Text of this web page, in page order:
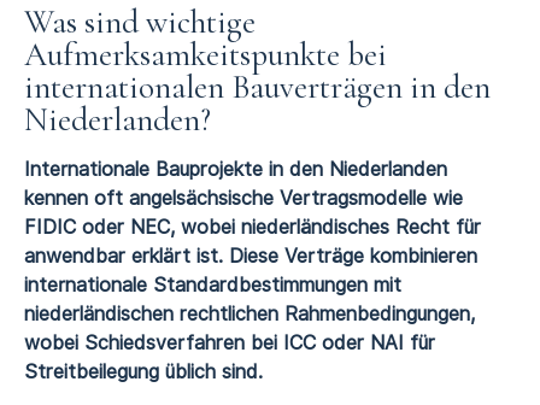
Was sind wichtige
Aufmerksamkeitspunkte bei
internationalen Bauverträgen in den
Niederlanden?
Internationale Bauprojekte in den Niederlanden
kennen oft angelsächsische Vertragsmodelle wie
FIDIC oder NEC, wobei niederländisches Recht für
anwendbar erklärt ist. Diese Verträge kombinieren
internationale Standardbestimmungen mit
niederländischen rechtlichen Rahmenbedingungen,
wobei Schiedsverfahren bei ICC oder NAI für
Streitbeilegung üblich sind.